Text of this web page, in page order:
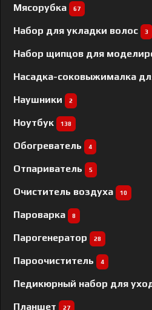
Мясорубка 67
Набор для укладки волос 3
Набор щипцов для
Насадка-соковыжималка
Наушники 2
Ноутбук 138
Обогреватель 4
Отпариватель 5
Очиститель воздуха 10
Пароварка 8
Парогенератор 28
Пароочиститель 4
Педикюрный набор для
Планшет 27